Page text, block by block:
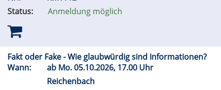
Status:
Anmeldung möglich
Fakt oder Fake - Wie glaubwürdig sind Informationen?
Wann:
ab Mo.05.10.2026, 17.00 Uhr
Reichenbach